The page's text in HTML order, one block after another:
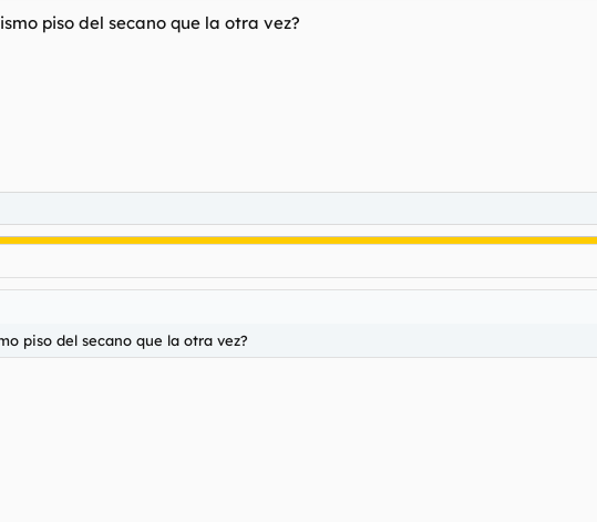
piso del secano que la otra vez?
piso del secano que la otra vez?